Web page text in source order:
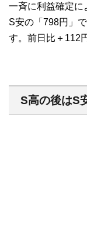
一斉に利益確定に
S安の「798円」
す。前日比＋112
S高の後はS